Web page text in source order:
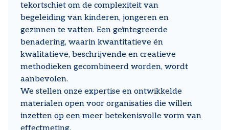
tekortschiet om de complexiteit van
begeleiding van kinderen, jongeren en
gezinnen te vatten. Een geïntegreerde
benadering, waarin kwantitatieve én
kwalitatieve, beschrijvende en creatieve
methodieken gecombineerd worden, wordt
aanbevolen.
We stellen onze expertise en ontwikkelde
materialen open voor organisaties die willen
inzetten op een meer betekenisvolle vorm van